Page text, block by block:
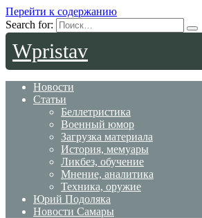
Перейти к содержанию
Search for:
Wpristav
Новости
Статьи
Беллетристика
Военный юмор
Загрузка материала
История, мемуары
Ликбез, обучение
Мнение, аналитика
Техника, оружие
Юрий Подоляка
Новости Самары